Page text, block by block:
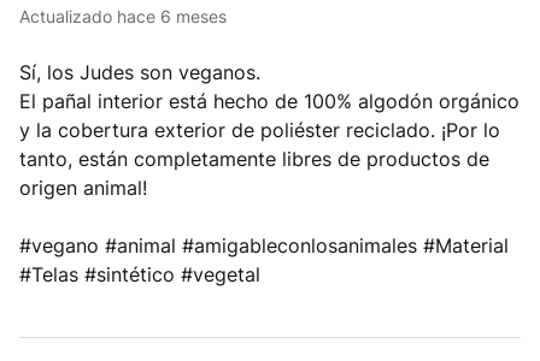
Actualizado hace 6 meses
Sí, los Judes son veganos.
El pañal interior está hecho de 100% algodón orgánico
y la cobertura exterior de poliéster reciclado. ¡Por lo
tanto, están completamente libres de productos de
origen animal!
#vegano #animal #amigableconlosanimales #Material
#Telas #sintético #vegetal